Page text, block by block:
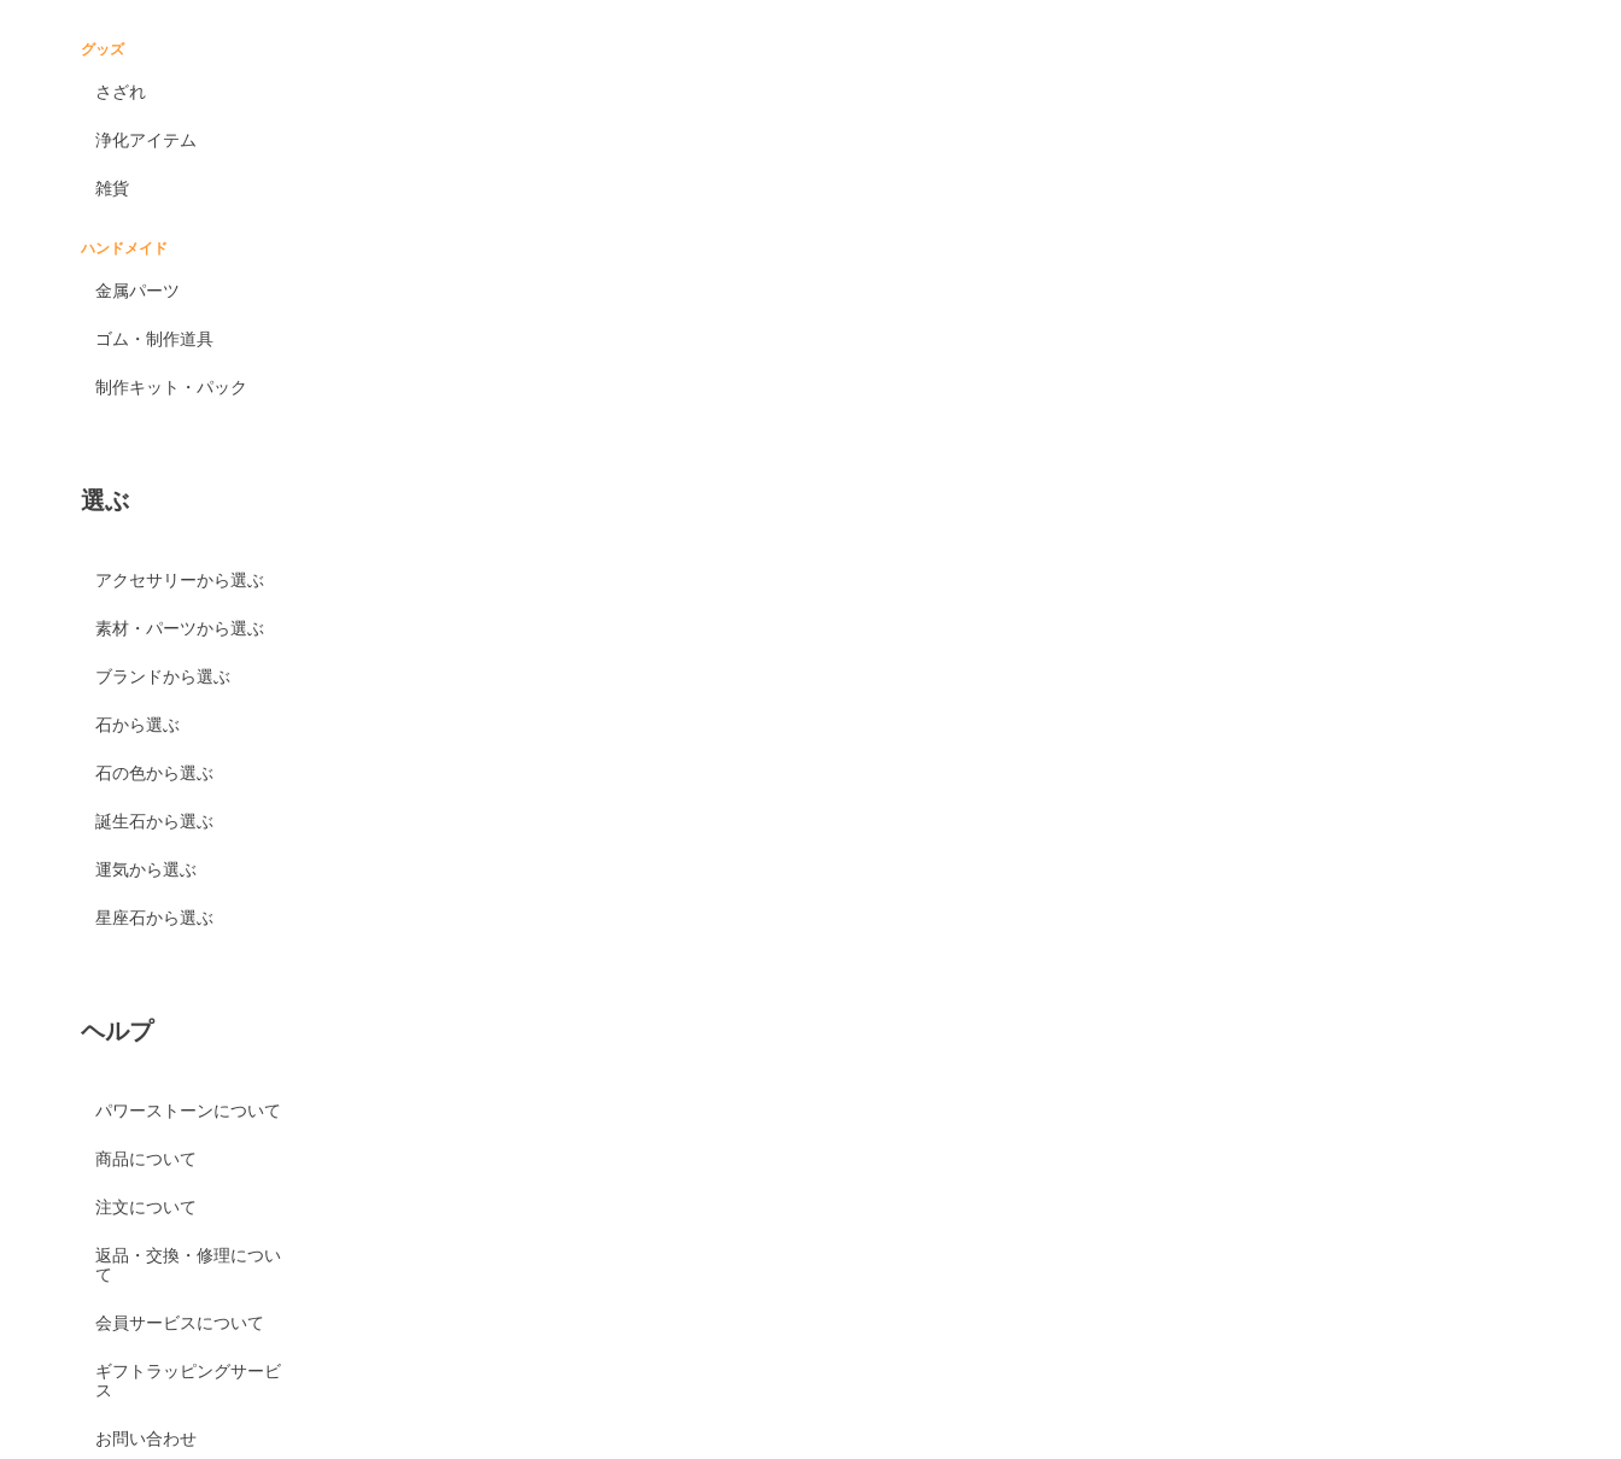
グッズ
さざれ
浄化アイテム
雑貨
ハンドメイド
金属パーツ
ゴム・制作道具
制作キット・パック
選ぶ
アクセサリーから選ぶ
素材・パーツから選ぶ
ブランドから選ぶ
石から選ぶ
石の色から選ぶ
誕生石から選ぶ
運気から選ぶ
星座石から選ぶ
ヘルプ
パワーストーンについて
商品について
注文について
返品・交換・修理につい
て
会員サービスについて
ギフトラッピングサービ
ス
お問い合わせ